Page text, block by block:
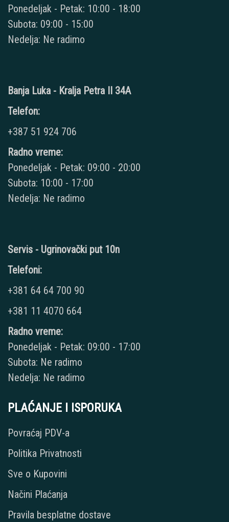
Ponedeljak - Petak: 10:00 - 18:00
Subota: 09:00 - 15:00
Nedelja: Ne radimo
Banja Luka - Kralja Petra II 34A
Telefon:
+387 51 924 706
Radno vreme:
Ponedeljak - Petak: 09:00 - 20:00
Subota: 10:00 - 17:00
Nedelja: Ne radimo
Servis - Ugrinovački put 10n
Telefoni:
+381 64 64 700 90
+381 11 4070 664
Radno vreme:
Ponedeljak - Petak: 09:00 - 17:00
Subota: Ne radimo
Nedelja: Ne radimo
PLAĆANJE I ISPORUKA
Povraćaj PDV-a
Politika Privatnosti
Sve o Kupovini
Načini Plaćanja
Pravila besplatne dostave